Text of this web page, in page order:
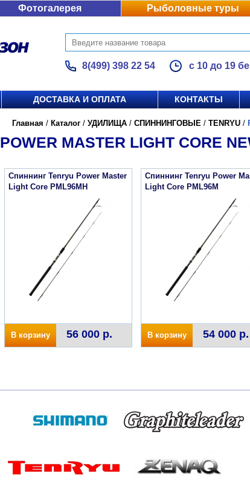
Фотогалерея Рыболовные туры
8(499) 398 22 54 с 10 до 19
ДОСТАВКА И ОПЛАТА КОНТАКТЫ
Главная / Каталог / УДИЛИЩА / СПИННИНГОВЫЕ / TENRYU /
POWER MASTER LIGHT CORE
Спиннинг Tenryu Power Master
Light Core PML96MH
В корзину 56 000 р.
Спиннинг Tenryu Power
Light Core PML96M
В корзину 54 000 р.